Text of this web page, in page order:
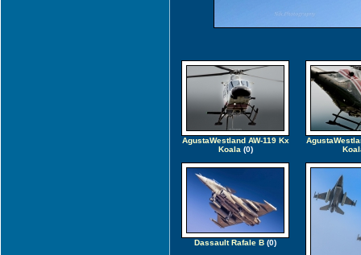
AgustaWestland AW-119 Kx
Koala (0)
Dassault Rafale B (0)